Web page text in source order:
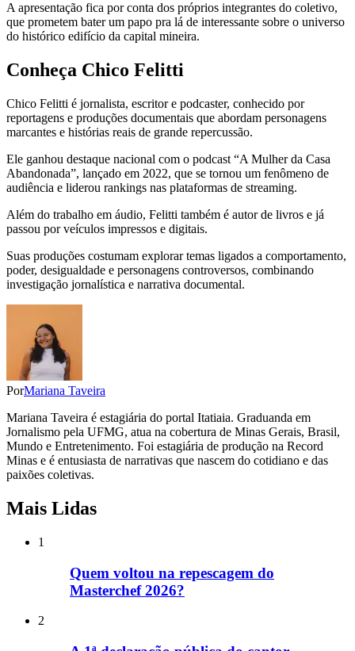
A apresentação fica por conta dos próprios integrantes do coletivo,
que prometem bater um papo pra lá de interessante sobre o universo
do histórico edifício da capital mineira.
Conheça Chico Felitti
Chico Felitti é jornalista, escritor e podcaster, conhecido por
reportagens e produções documentais que abordam personagens
marcantes e histórias reais de grande repercussão.
Ele ganhou destaque nacional com o podcast “A Mulher da Casa
Abandonada”, lançado em 2022, que se tornou um fenômeno de
audiência e liderou rankings nas plataformas de streaming.
Além do trabalho em áudio, Felitti também é autor de livros e já
passou por veículos impressos e digitais.
Suas produções costumam explorar temas ligados a comportamento,
poder, desigualdade e personagens controversos, combinando
investigação jornalística e narrativa documental.
PorMariana Taveira
Mariana Taveira é estagiária do portal Itatiaia. Graduanda em
Jornalismo pela UFMG, atua na cobertura de Minas Gerais, Brasil,
Mundo e Entretenimento. Foi estagiária de produção na Record
Minas e é entusiasta de narrativas que nascem do cotidiano e das
paixões coletivas.
Mais Lidas
1
Quem voltou na repescagem do
Masterchef 2026?
2